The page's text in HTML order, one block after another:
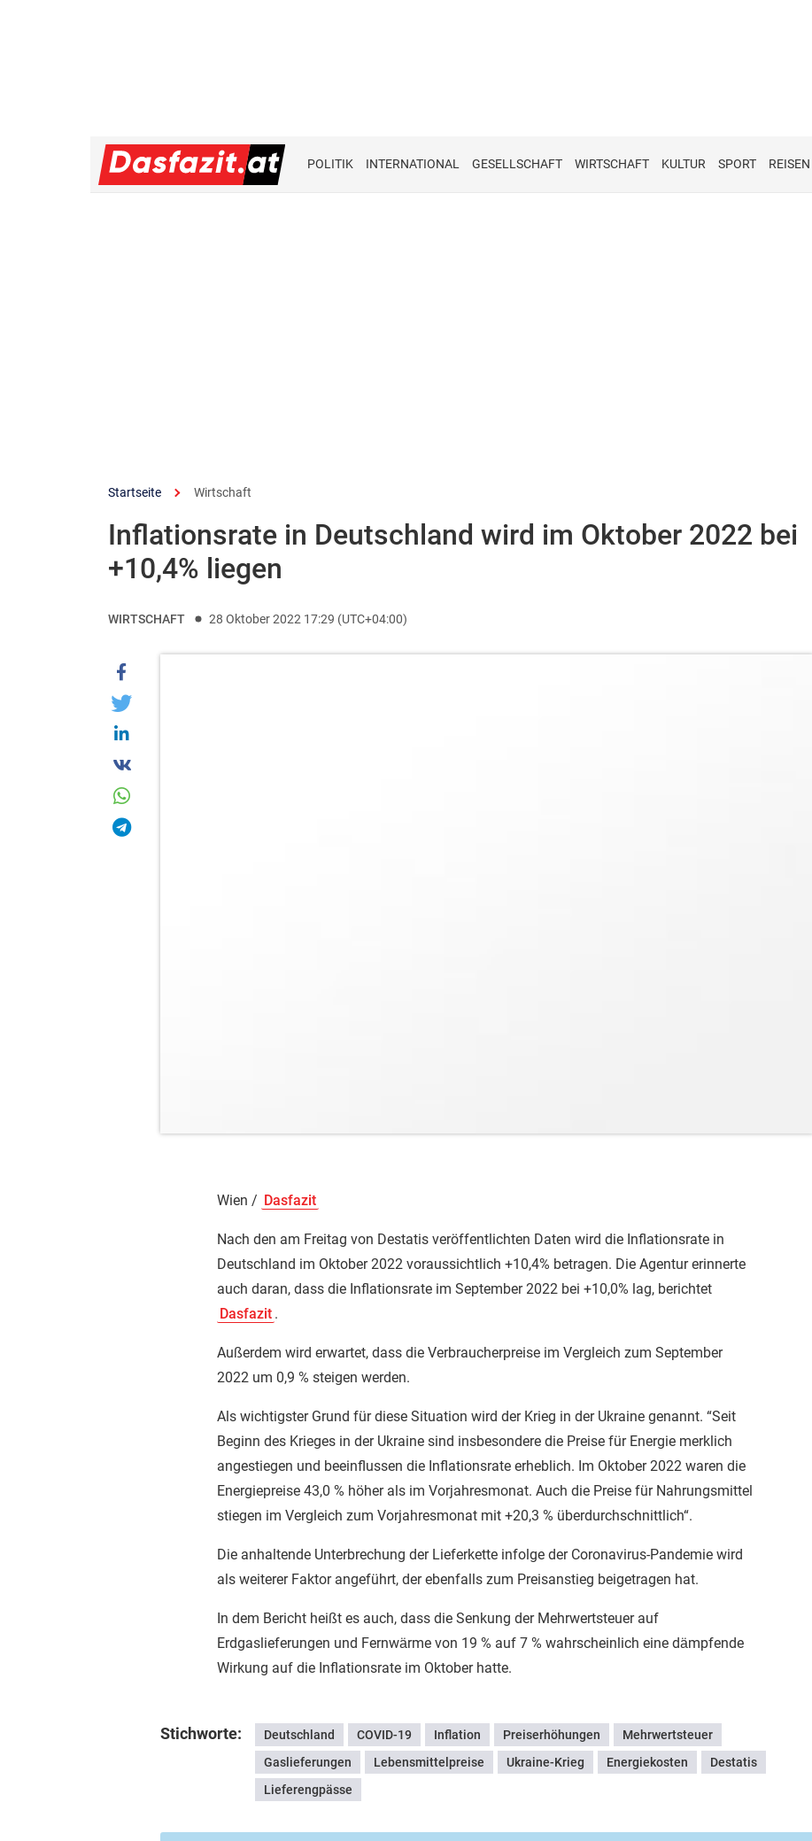
POLITIK INTERNATIONAL GESELLSCHAFT WIRTSCHAFT KULTUR SPORT REISEN
Startseite Wirtschaft
Inflationsrate in Deutschland wird im Oktober 2022 bei
+10,4% liegen
WIRTSCHAFT 28 Oktober 2022 17:29 (UTC+04:00)
Wien / Dasfazit
Nach den am Freitag von Destatis veröffentlichten Daten wird die Inflationsrate in
Deutschland im Oktober 2022 voraussichtlich +10,4% betragen. Die Agentur erinnerte
auch daran, dass die Inflationsrate im September 2022 bei +10,0% lag, berichtet
Dasfazit .
Außerdem wird erwartet, dass die Verbraucherpreise im Vergleich zum September
2022 um 0,9 % steigen werden.
Als wichtigster Grund für diese Situation wird der Krieg in der Ukraine genannt. “Seit
Beginn des Krieges in der Ukraine sind insbesondere die Preise für Energie merklich
angestiegen und beeinflussen die Inflationsrate erheblich. Im Oktober 2022 waren die
Energiepreise 43,0 % höher als im Vorjahresmonat. Auch die Preise für Nahrungsmittel
stiegen im Vergleich zum Vorjahresmonat mit +20,3 % überdurchschnittlich“.
Die anhaltende Unterbrechung der Lieferkette infolge der Coronavirus-Pandemie wird
als weiterer Faktor angeführt, der ebenfalls zum Preisanstieg beigetragen hat.
In dem Bericht heißt es auch, dass die Senkung der Mehrwertsteuer auf
Erdgaslieferungen und Fernwärme von 19 % auf 7 % wahrscheinlich eine dämpfende
Wirkung auf die Inflationsrate im Oktober hatte.
Stichworte: Deutschland COVID-19 Inflation Preiserhöhungen
Mehrwertsteuer
Gaslieferungen
Lebensmittelpreise Ukraine-Krieg Energiekosten
Destatis
Lieferengpässe